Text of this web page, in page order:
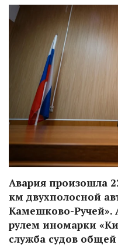
Авария произошла
км двухполосной
Камешково-Ручей».
рулем иномарки
служба судов